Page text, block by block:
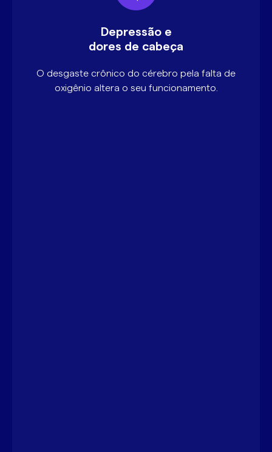
Depressão e
dores de cabeça
O desgaste crônico do cérebro pela falta de
oxigênio altera o seu funcionamento.